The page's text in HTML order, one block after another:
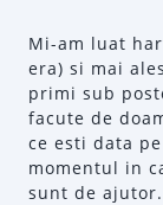
Mi-am luat
era) si mai
primi sub
facute de
ce esti data
momentul in
sunt de ajutor.